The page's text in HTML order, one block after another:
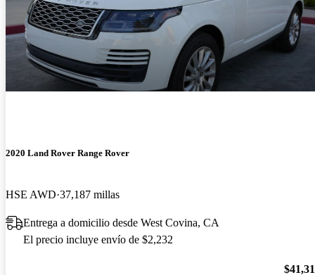
2020 Land Rover Range Rover
HSE AWD 37,187 millas
Entrega a domicilio desde West Covina, CA
El precio incluye envío de $2,232